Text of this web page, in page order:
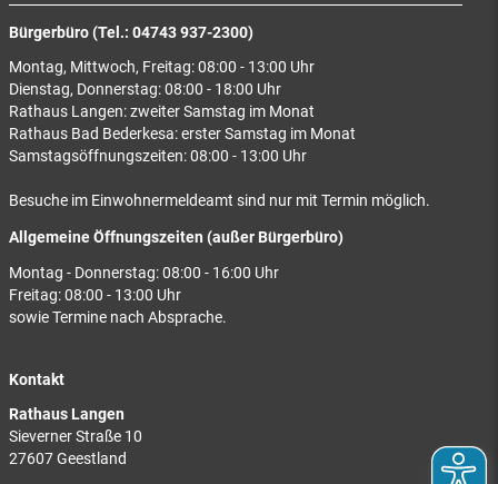
Bürgerbüro (Tel.: 04743 937-2300)
Montag, Mittwoch, Freitag: 08:00 - 13:00 Uhr
Dienstag, Donnerstag: 08:00 - 18:00 Uhr
Rathaus Langen: zweiter Samstag im Monat
Rathaus Bad Bederkesa: erster Samstag im Monat
Samstagsöffnungszeiten: 08:00 - 13:00 Uhr
Besuche im Einwohnermeldeamt sind nur mit Termin möglich.
Allgemeine Öffnungszeiten (außer Bürgerbüro)
Montag - Donnerstag: 08:00 - 16:00 Uhr
Freitag: 08:00 - 13:00 Uhr
sowie Termine nach Absprache.
Kontakt
Rathaus Langen
Sieverner Straße 10
27607 Geestland